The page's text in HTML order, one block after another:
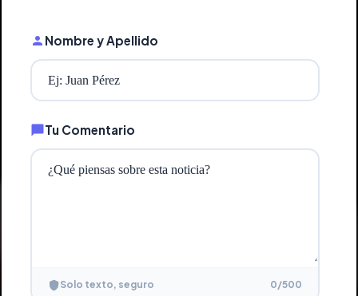
Nombre y Apellido
Tu Comentario
Solo texto, seguro 0/500